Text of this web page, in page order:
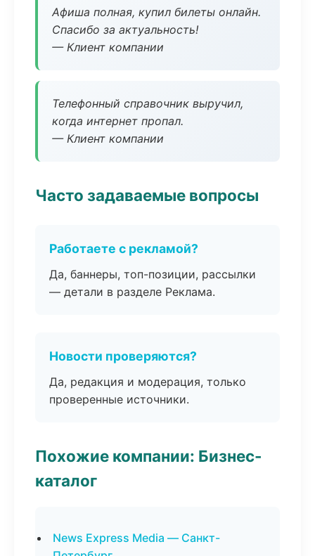
Афиша полная, купил билеты онлайн.
Спасибо за актуальность!
— Клиент компании
Телефонный справочник выручил,
когда интернет пропал.
— Клиент компании
Часто задаваемые вопросы
Работаете с рекламой?
Да, баннеры, топ-позиции, рассылки
— детали в разделе Реклама.
Новости проверяются?
Да, редакция и модерация, только
проверенные источники.
Похожие компании: Бизнес-
каталог
News Express Media — Санкт-